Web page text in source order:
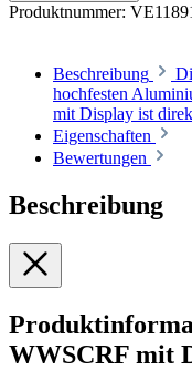
Produktnummer:
Beschreibung
hochfesten
mit Display ist
Eigenschaften
Bewertungen
Beschreibung
WWSCRF mit